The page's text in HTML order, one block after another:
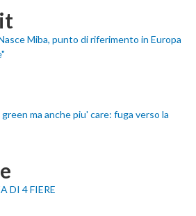
Miba, punto di riferimento in Europa
ma anche piu' care: fuga verso la
DI 4 FIERE